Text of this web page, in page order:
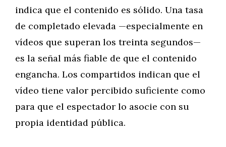
indica que el contenido es sólido. Una tasa
de completado elevada —especialmente en
vídeos que superan los treinta segundos—
es la señal más fiable de que el contenido
engancha. Los compartidos indican que el
vídeo tiene valor percibido suficiente como
para que el espectador lo asocie con su
propia identidad pública.